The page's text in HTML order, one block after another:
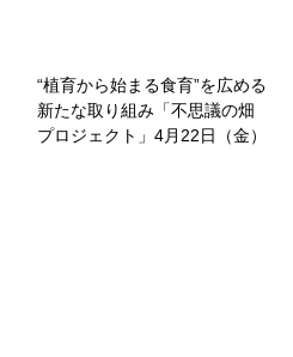
“植育から始まる食育”を広める
新たな取り組み「不思議の畑
プロジェクト」4月22日（金）